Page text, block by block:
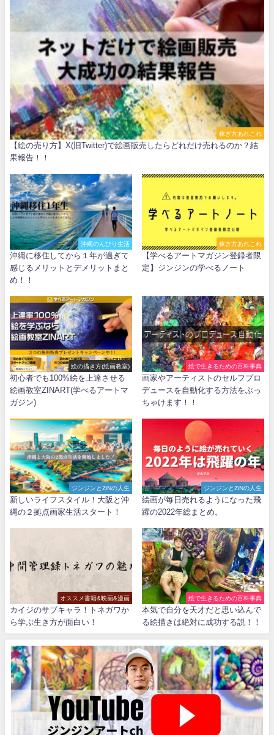
稼ぎ方あれこれ
【絵の売り方】X(旧Twitter)で絵画販売したらどれだけ売れるのか？結
果報告！！
沖縄のんびり生活
沖縄に移住してから１年が過ぎて
感じるメリットとデメリットまと
め！！
稼ぎ方あれこれ
【学べるアートマガジン登録者限
定】ジンジンの学べるノート
絵の描き方(絵画教室)
初心者でも100%絵を上達させる
絵画教室ZINART(学べるアートマ
ガジン)
絵で生きるための百科事典
画家やアーティストのセルフプロ
デュースを自動化する方法をぶっ
ちゃけます！！
ジンジンとZiNの人生
新しいライフスタイル！大阪と沖
縄の２拠点画家生活スタート！
ジンジンとZiNの人生
絵画が毎日売れるようになった飛
躍の2022年総まとめ。
オススメ書籍&映画&漫画
カイジのサブキャラ！トネガワか
ら学ぶ生き方が面白い！
絵で生きるための百科事典
本気で自分を天才だと思い込んで
る絵描きは絶対に成功する説！！